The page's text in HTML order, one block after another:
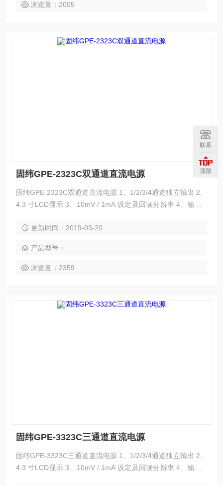
浏览量：2005
固纬GPE-2323C双通道直流电源
固纬GPE-2323C双通道直流电源 1、1/2/3/4通道独立输出 2、
4.3 寸LCD显示 3、10mV / 1mA 设定及回读分辨率 4、输出O
定及回读参数检视功能 7、具面板锁功能，串/并联操作模式
更新时间：2019-03-20
产品型号：
浏览量：2359
固纬GPE-3323C三通道直流电源
固纬GPE-3323C三通道直流电源 1、1/2/3/4通道独立输出 2、
4.3 寸LCD显示 3、10mV / 1mA 设定及回读分辨率 4、输出O
联系
顶部